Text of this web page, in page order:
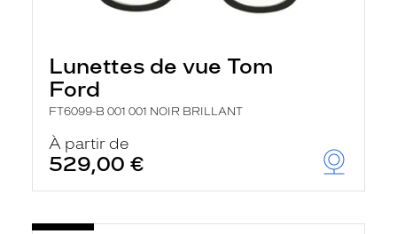
Lunettes de vue Tom
Ford
FT6099-B 001 001 NOIR BRILLANT
À partir de
529,00 €